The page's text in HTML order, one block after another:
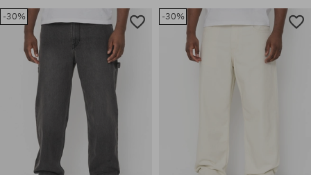
30X32; 31X32; 32X32; 32X34;
33X32; 33X34; 34X32; 34X34;
36X34
Dostępne rozmiary:
32X32; 32X34
-30% -30%